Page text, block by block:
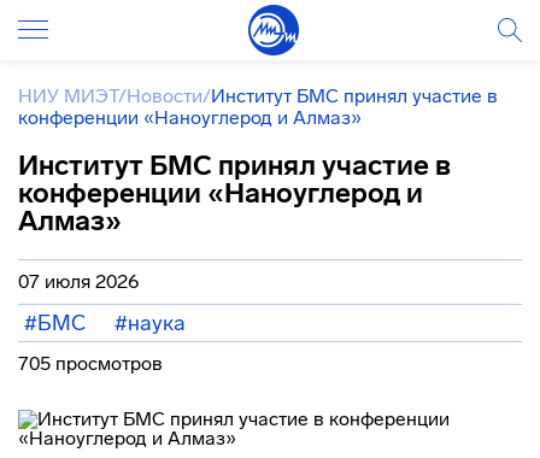
НИУ МИЭТ/Новости/Институт БМС принял участие в
конференции «Наноуглерод и Алмаз»
Институт БМС принял участие в
конференции «Наноуглерод и
Алмаз»
07 июля 2026
#БМС #наука
705 просмотров